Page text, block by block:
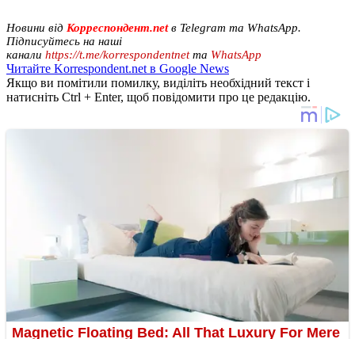
Новини від Корреспондент.netв Telegram та WhatsApp.
Підписуйтесь на наші
канали https://t.me/korrespondentnetта WhatsApp
Читайте Korrespondent.net в Google News
Якщо ви помітили помилку, виділіть необхідний текст і
натисніть Ctrl + Enter, щоб повідомити про це редакцію.